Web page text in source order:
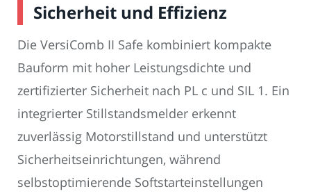
Sicherheit und Effizienz
Die VersiComb II Safe kombiniert kompakte
Bauform mit hoher Leistungsdichte und
zertifizierter Sicherheit nach PL c und SIL 1. Ein
integrierter Stillstandsmelder erkennt
zuverlässig Motorstillstand und unterstützt
Sicherheitseinrichtungen, während
selbstoptimierende Softstarteinstellungen